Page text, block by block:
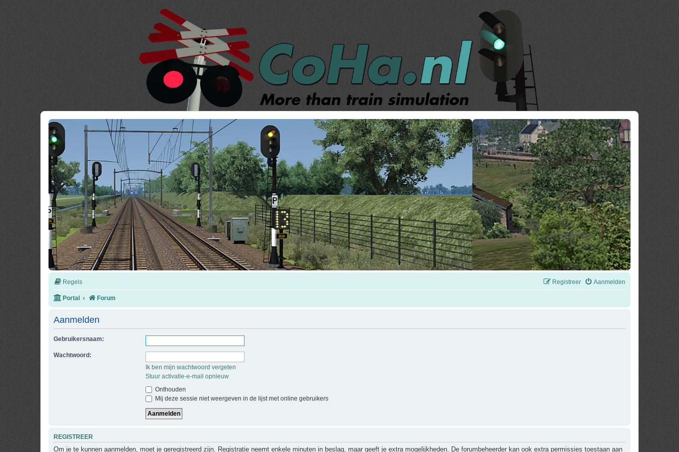
Regels Aanmelden
Registreer
Portal Forum
Aanmelden
Gebruikersnaam:
Wachtwoord:
Ik ben mijn wachtwoord vergeten
Stuur activatie-e-mail opnieuw
Onthouden
Mij deze sessie niet weergeven in de lijst met online gebruikers
REGISTREER
Om je te kunnen aanmelden, moet je geregistreerd zijn. Registratie neemt enkele minuten in beslag, maar geeft je extra mogelijkheden. De forumbeheerder kan ook extra permissies toestaan aan